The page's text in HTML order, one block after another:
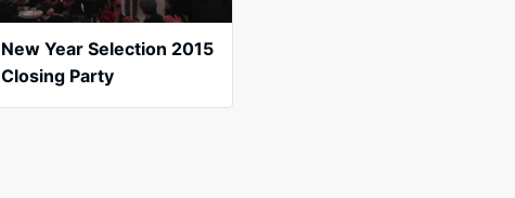
New Year Selection 2015
Closing Party